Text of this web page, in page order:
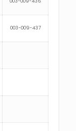
003-009-437